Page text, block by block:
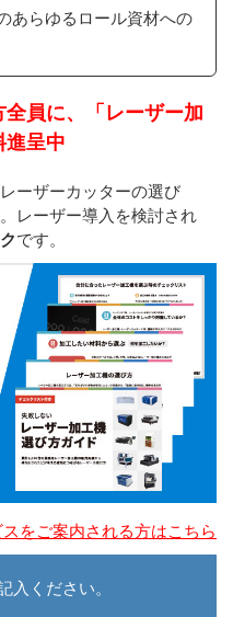
あらゆるロール資材への
員に、「レーザー加
進呈中
ーザーカッターの選び
レーザー導入を検討され
です。
をご案内される方はこちら
入ください。